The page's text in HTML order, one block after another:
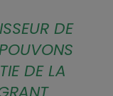
DE
DE LA